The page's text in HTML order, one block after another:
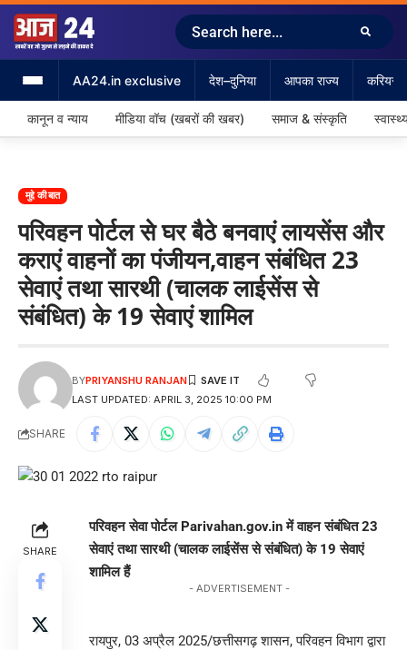
AA24.in exclusive देश–दुनिया आपका राज्य करियर
कानून व न्याय मीडिया वॉच (खबरों की खबर) समाज & संस्कृति
मुद्दे की बात
परिवहन पोर्टल से घर बैठे बनवाएं लायसेंस और
कराएं वाहनों का पंजीयन,वाहन संबंधित 23
सेवाएं तथा सारथी (चालक लाईसेंस से
संबंधित) के 19 सेवाएं शामिल
LAST UPDATED: APRIL 3, 2025 10:00 PM
BYPRIYANSHU RANJAN
SHARE
SHARE
परिवहन सेवा पोर्टल Parivahan.gov.in में वाहन संबंधित 23
सेवाएं तथा सारथी (चालक लाईसेंस से संबंधित) के 19 सेवाएं
शामिल हैं
- ADVERTISEMENT -
रायपुर, 03 अप्रैल 2025/छत्तीसगढ़ शासन, परिवहन विभाग द्वारा